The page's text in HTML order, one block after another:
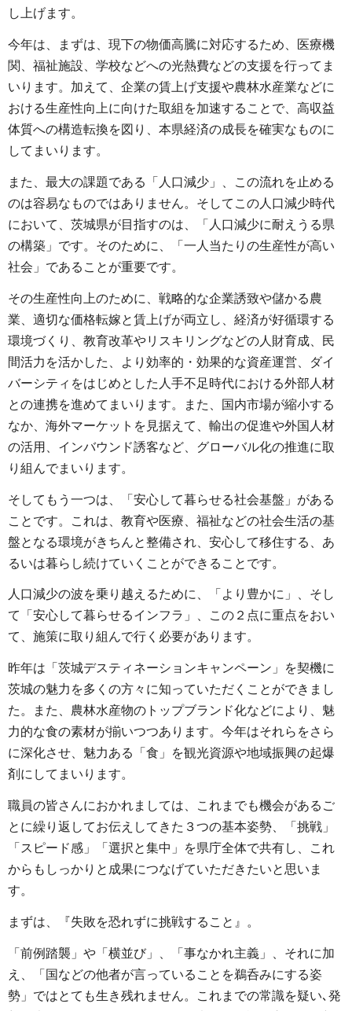
し上げます。
今年は、まずは、現下の物価高騰に対応するため、医療機
関、福祉施設、学校などへの光熱費などの支援を行ってま
いります。加えて、企業の賃上げ支援や農林水産業などに
おける生産性向上に向けた取組を加速することで、高収益
体質への構造転換を図り、本県経済の成長を確実なものに
してまいります。
また、最大の課題である「人口減少」、この流れを止める
のは容易なものではありません。そしてこの人口減少時代
において、茨城県が目指すのは、「人口減少に耐えうる県
の構築」です。そのために、「一人当たりの生産性が高い
社会」であることが重要です。
その生産性向上のために、戦略的な企業誘致や儲かる農
業、適切な価格転嫁と賃上げが両立し、経済が好循環する
環境づくり、教育改革やリスキリングなどの人財育成、民
間活力を活かした、より効率的・効果的な資産運営、ダイ
バーシティをはじめとした人手不足時代における外部人材
との連携を進めてまいります。また、国内市場が縮小する
なか、海外マーケットを見据えて、輸出の促進や外国人材
の活用、インバウンド誘客など、グローバル化の推進に取
り組んでまいります。
そしてもう一つは、「安心して暮らせる社会基盤」がある
ことです。これは、教育や医療、福祉などの社会生活の基
盤となる環境がきちんと整備され、安心して移住する、あ
るいは暮らし続けていくことができることです。
人口減少の波を乗り越えるために、「より豊かに」、そし
て「安心して暮らせるインフラ」、この２点に重点をおい
て、施策に取り組んで行く必要があります。
昨年は「茨城デスティネーションキャンペーン」を契機に
茨城の魅力を多くの方々に知っていただくことができまし
た。また、農林水産物のトップブランド化などにより、魅
力的な食の素材が揃いつつあります。今年はそれらをさら
に深化させ、魅力ある「食」を観光資源や地域振興の起爆
剤にしてまいります。
職員の皆さんにおかれましては、これまでも機会があるご
とに繰り返してお伝えしてきた３つの基本姿勢、「挑戦」
「スピード感」「選択と集中」を県庁全体で共有し、これ
からもしっかりと成果につなげていただきたいと思いま
す。
まずは、『失敗を恐れずに挑戦すること』。
「前例踏襲」や「横並び」、「事なかれ主義」、それに加
え、「国などの他者が言っていることを鵜呑みにする姿
勢」ではとても生き残れません。これまでの常識を疑い､発